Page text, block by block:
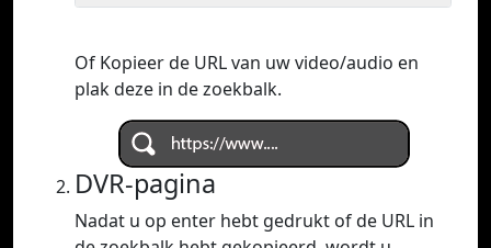
Of Kopieer de URL van uw video/audio en
plak deze in de zoekbalk.
DVR-pagina
Nadat u op enter hebt gedrukt of de URL in